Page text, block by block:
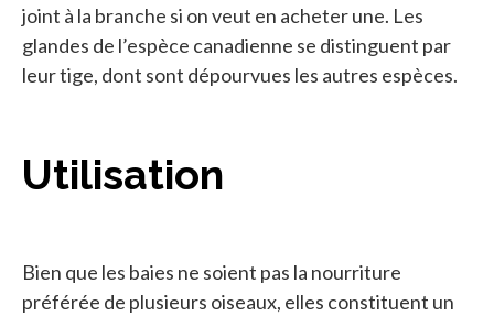
joint à la branche si on veut en acheter une. Les
glandes de l’espèce canadienne se distinguent par
leur tige, dont sont dépourvues les autres espèces.
Utilisation
Bien que les baies ne soient pas la nourriture
préférée de plusieurs oiseaux, elles constituent un